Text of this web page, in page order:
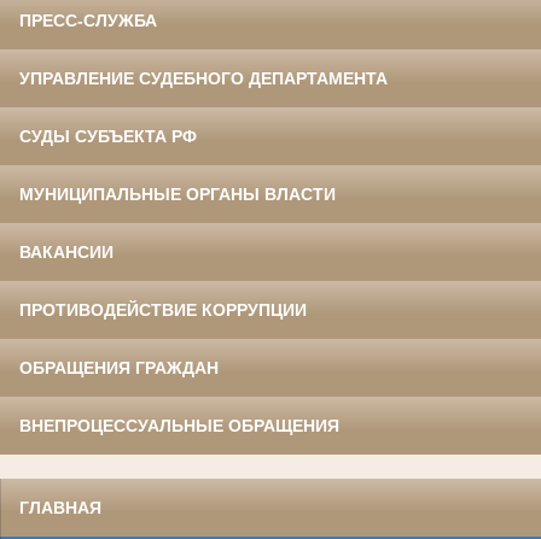
ПРЕСС-СЛУЖБА
УПРАВЛЕНИЕ СУДЕБНОГО ДЕПАРТАМЕНТА
СУДЫ СУБЪЕКТА РФ
МУНИЦИПАЛЬНЫЕ ОРГАНЫ ВЛАСТИ
ВАКАНСИИ
ПРОТИВОДЕЙСТВИЕ КОРРУПЦИИ
ОБРАЩЕНИЯ ГРАЖДАН
ВНЕПРОЦЕССУАЛЬНЫЕ ОБРАЩЕНИЯ
ГЛАВНАЯ